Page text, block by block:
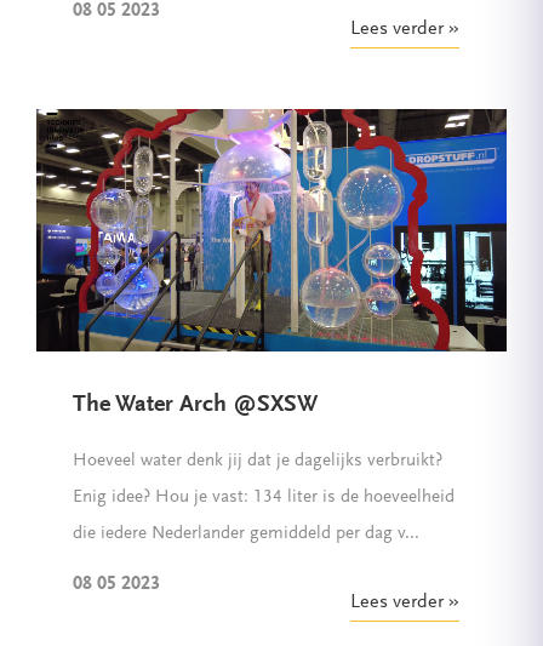
08 05 2023
Lees verder
The Water Arch @SXSW
Hoeveel water denk jij dat je dagelijks verbruikt?
Enig idee? Hou je vast: 134 liter is de hoeveelheid
die iedere Nederlander gemiddeld per dag v...
08 05 2023
Lees verder